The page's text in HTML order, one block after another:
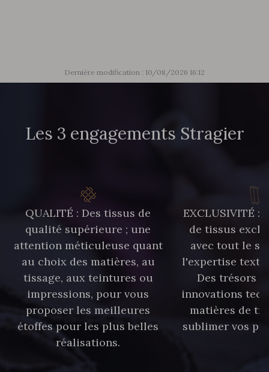
88034 - Marine clair 88033 - Bleu Sarcelle
88068 - Vert Bouteille 88008 - Beige Skin
88015 - Jaune Vif 88071 - Terracotta
88213 - Kaki clair
Dernière modification : 10/08/2026 16:12
Les 3 engagements Stragier
QUALITÉ : Des tissus de
qualité supérieure ; une
attention méticuleuse quant
au choix des matières, au
tissage, aux teintures ou
impressions, pour vous
proposer les meilleures
étoffes pour les plus belles
réalisations.
EXCLUSIVITÉ :
de tissus
avec tout le
l'expertise
Des trésors
innovations
matières de
sublimer vos